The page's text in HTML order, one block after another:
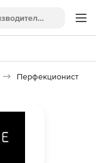
Перфекционист